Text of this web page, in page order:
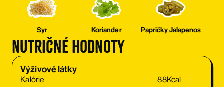
Syr Koriander Papričky Jalapenos
Nutričné hodnoty
Výživové látky
Kalórie 88Kcal